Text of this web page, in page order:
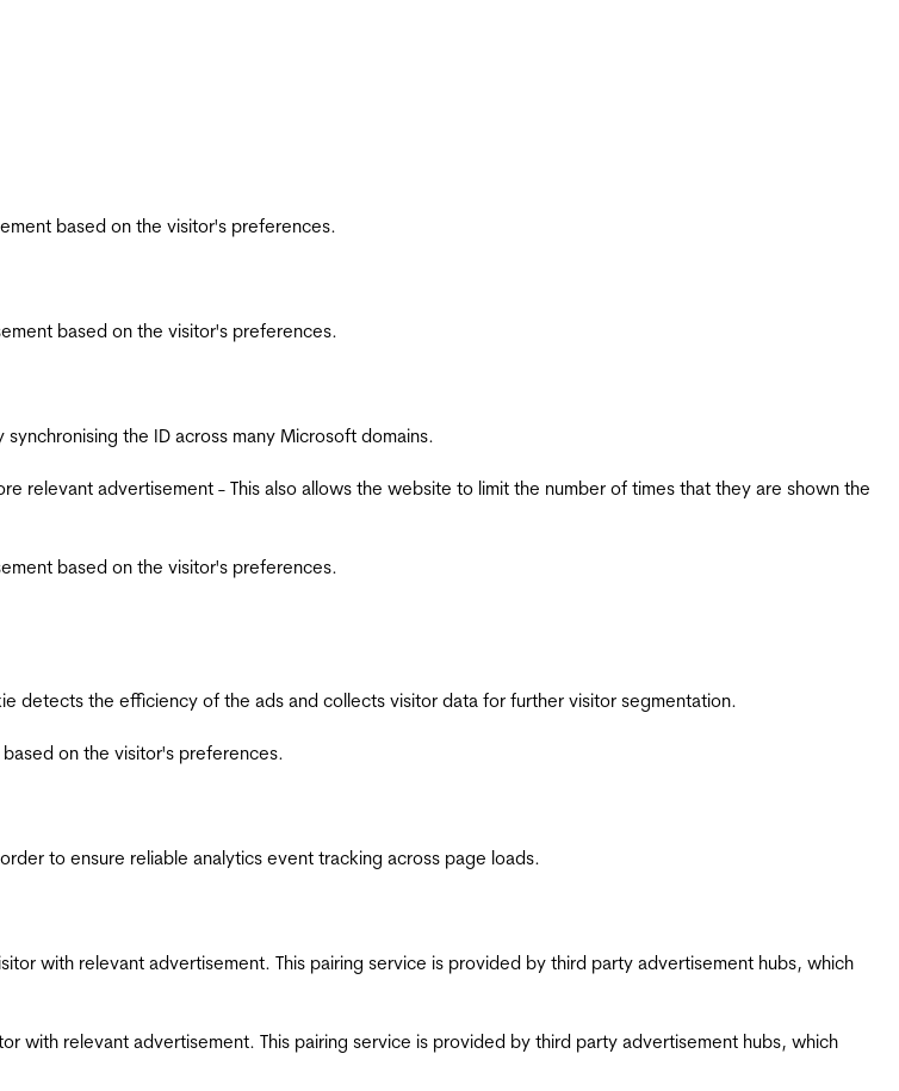
based on the visitor's preferences.
based on the visitor's preferences.
the ID across many Microsoft domains.
relevant advertisement - This also allows the website to limit the number of times that they are shown the
based on the visitor's preferences.
detects the efficiency of the ads and collects visitor data for further visitor segmentation.
on the visitor's preferences.
to ensure reliable analytics event tracking across page loads.
with relevant advertisement. This pairing service is provided by third party advertisement hubs, which
with relevant advertisement. This pairing service is provided by third party advertisement hubs, which